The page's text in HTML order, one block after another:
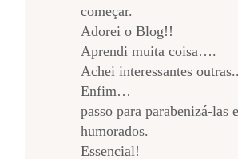
começar.
Adorei o Blog!!
Aprendi muita coisa….
Achei interessantes outras..
Enfim…
passo para parabenizá-las
humorados.
Essencial!